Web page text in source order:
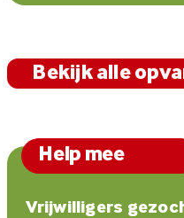
Bekijk alle
Help mee
Vrijwilligers